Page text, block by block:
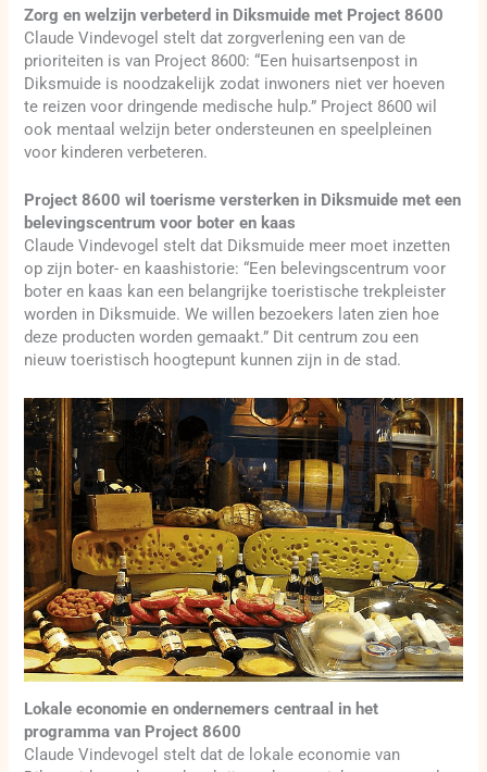
Zorg en welzijn verbeterd in Diksmuide met Project 8600
Claude Vindevogel stelt dat zorgverlening een van de
prioriteiten is van Project 8600: “Een huisartsenpost in
Diksmuide is noodzakelijk zodat inwoners niet ver hoeven
te reizen voor dringende medische hulp.” Project 8600 wil
ook mentaal welzijn beter ondersteunen en speelpleinen
voor kinderen verbeteren.
Project 8600 wil toerisme versterken in Diksmuide met een
belevingscentrum voor boter en kaas
Claude Vindevogel stelt dat Diksmuide meer moet inzetten
op zijn boter- en kaashistorie: “Een belevingscentrum voor
boter en kaas kan een belangrijke toeristische trekpleister
worden in Diksmuide. We willen bezoekers laten zien hoe
deze producten worden gemaakt.” Dit centrum zou een
nieuw toeristisch hoogtepunt kunnen zijn in de stad.
Lokale economie en ondernemers centraal in het
programma van Project 8600
Claude Vindevogel stelt dat de lokale economie van